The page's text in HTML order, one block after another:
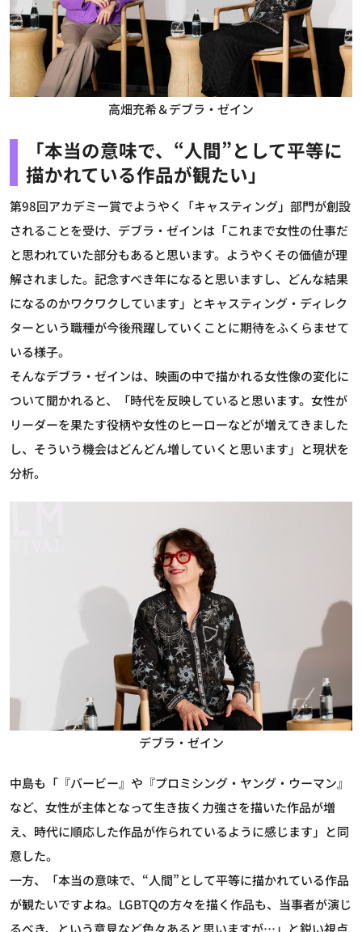
高畑充希＆デブラ・ゼイン
「本当の意味で、“人間”として平等に
描かれている作品が観たい」
第98回アカデミー賞でようやく「キャスティング」部門が創設
されることを受け、デブラ・ゼインは「これまで女性の仕事だ
と思われていた部分もあると思います。ようやくその価値が理
解されました。記念すべき年になると思いますし、どんな結果
になるのかワクワクしています」とキャスティング・ディレク
ターという職種が今後飛躍していくことに期待をふくらませて
いる様子。
そんなデブラ・ゼインは、映画の中で描かれる女性像の変化に
ついて聞かれると、「時代を反映していると思います。女性が
リーダーを果たす役柄や女性のヒーローなどが増えてきました
し、そういう機会はどんどん増していくと思います」と現状を
分析。
デブラ・ゼイン
中島も「『バービー』や『プロミシング・ヤング・ウーマン』
など、女性が主体となって生き抜く力強さを描いた作品が増
え、時代に順応した作品が作られているように感じます」と同
意した。
一方、「本当の意味で、“人間”として平等に描かれている作品
が観たいですよね。LGBTQの方々を描く作品も、当事者が演じ
るべき、という意見など色々あると思いますが…」と鋭い視点